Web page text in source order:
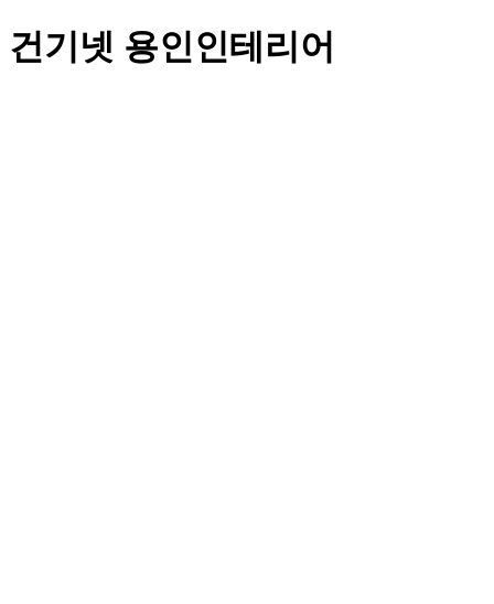
건기넷 용인인테리어